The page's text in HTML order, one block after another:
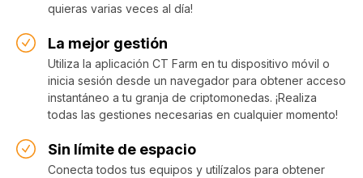
quieras varias veces al día!
La mejor gestión
Utiliza la aplicación CT Farm en tu dispositivo móvil o
inicia sesión desde un navegador para obtener acceso
instantáneo a tu granja de criptomonedas. ¡Realiza
todas las gestiones necesarias en cualquier momento!
Sin límite de espacio
Conecta todos tus equipos y utilízalos para obtener